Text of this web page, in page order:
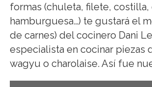
formas (chuleta, filete, costilla,
hamburguesa…) te gustará el
de carnes) del cocinero Dani
especialista en cocinar piezas
wagyu o charolaise. Así fue